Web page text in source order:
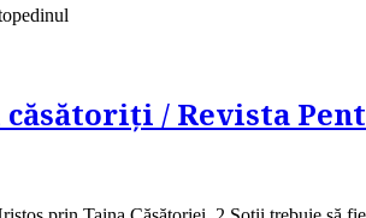
/ Revista